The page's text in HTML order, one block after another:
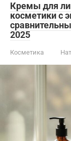
Кремы для
косметики с
2025
Косметика